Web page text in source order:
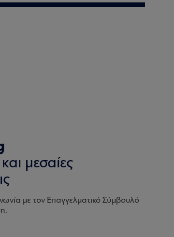
μεσαίες
με τον Επαγγελματικό Σύμβουλό